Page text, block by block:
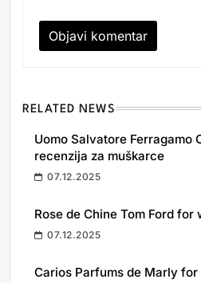
RELATED NEWS
Uomo Salvatore Ferragamo
recenzija za muškarce
07.12.2025
Rose de Chine Tom Ford for
07.12.2025
Carios Parfums de Marly for